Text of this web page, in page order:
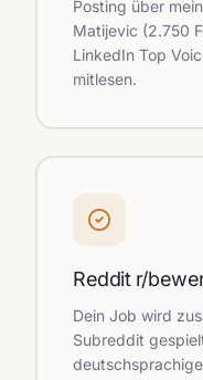
Posting über
Matijevic (2.750
LinkedIn Top
mitlesen.
Reddit r/
Dein Job wird
Subreddit